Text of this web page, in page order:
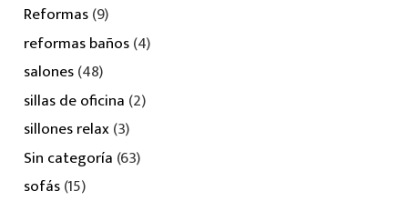
Reformas(9)
reformas baños(4)
salones(48)
sillas de oficina (2)
sillones relax(3)
Sin categoría (63)
sofás(15)